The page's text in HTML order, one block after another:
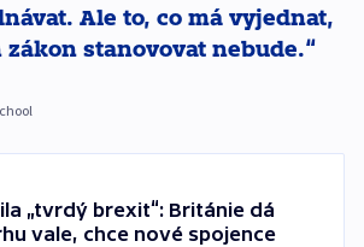
Ale to, co má vyjednat,
stanovovat nebude.
„tvrdý brexit“: Británie dá
vale, chce nové spojence